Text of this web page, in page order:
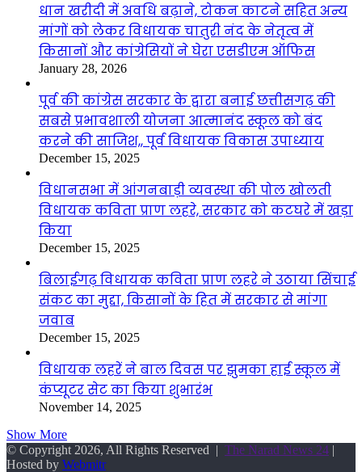
धान खरीदी में अवधि बढ़ाने, टोकन काटने सहित अन्य
मांगों को लेकर विधायक चातुरी नंद के नेतृत्व में
किसानों और कांग्रेसियों ने घेरा एसडीएम ऑफिस
January 28, 2026
पूर्व की कांग्रेस सरकार के द्वारा बनाई छत्तीसगढ़ की
सबसे प्रभावशाली योजना आत्मानंद स्कूल को बंद
करने की साजिश,, पूर्व विधायक विकास उपाध्याय
December 15, 2025
विधानसभा में आंगनबाड़ी व्यवस्था की पोल खोलती
विधायक कविता प्राण लहरे, सरकार को कटघरे में खड़ा
किया
December 15, 2025
बिलाईगढ़ विधायक कविता प्राण लहरे ने उठाया सिंचाई
संकट का मुद्दा, किसानों के हित में सरकार से मांगा
जवाब
December 15, 2025
विधायक लहरें ने बाल दिवस पर झुमका हाई स्कूल में
कंप्यूटर सेट का किया शुभारंभ
November 14, 2025
Show More
© Copyright 2026, All Rights Reserved | The Narad News 24 |
Hosted by Webmitr